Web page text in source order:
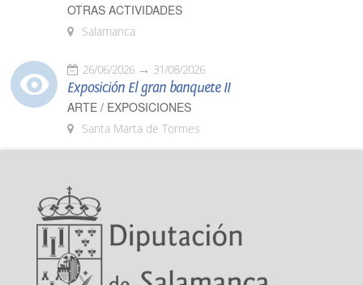
OTRAS ACTIVIDADES
Salamanca
26/06/2026 31/08/2026
Exposición El gran banquete II
ARTE / EXPOSICIONES
Santa Marta de Tormes